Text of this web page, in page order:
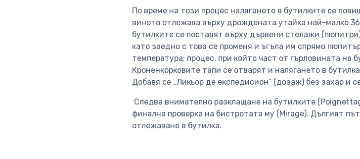
По време на този процес налягането в бутилките се
виното отлежава върху дрождената утайка най-малко
бутилките се поставят върху дървени стелажи
като заедно с това се променя и ъгъла им спрямо
температура: процес, при който част от гърловината на
Кроненкорковите тапи се отварят и налягането в
Добавя се „Ликьор де експедисион“ (дозаж) без захар и
Следва внимателно разклащане на бутилките
финална проверка на бистротата му (Mirage). Дългият
отлежаване в бутилка.